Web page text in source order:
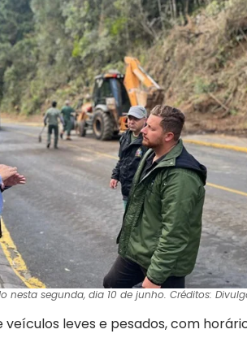
nesta segunda, dia 10 de junho. Créditos:
leves e pesados, com